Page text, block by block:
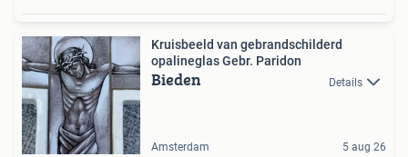
Kruisbeeld van gebrandschilderd
opalineglas Gebr. Paridon
Bieden Details
Amsterdam 5 aug 26